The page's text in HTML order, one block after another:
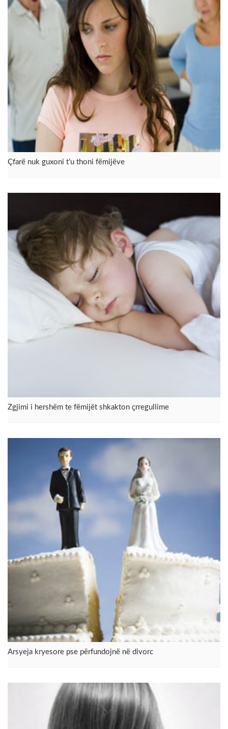
Çfarë nuk guxoni t’u thoni fëmijëve
Zgjimi i hershëm te fëmijët shkakton çrregullime
Arsyeja kryesore pse përfundojnë në divorc